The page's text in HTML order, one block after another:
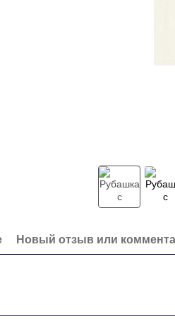
Новый отзыв или